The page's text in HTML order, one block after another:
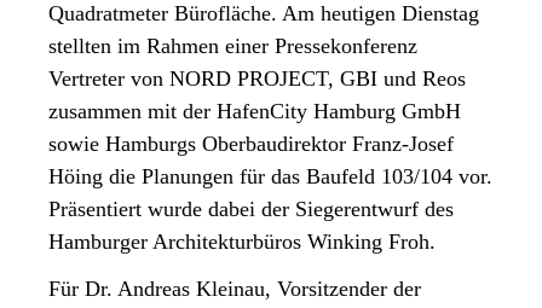
Quadratmeter Bürofläche. Am heutigen Dienstag
stellten im Rahmen einer Pressekonferenz
Vertreter von NORD PROJECT, GBI und Reos
zusammen mit der HafenCity Hamburg GmbH
sowie Hamburgs Oberbaudirektor Franz-Josef
Höing die Planungen für das Baufeld 103/104 vor.
Präsentiert wurde dabei der Siegerentwurf des
Hamburger Architekturbüros Winking Froh.
Für Dr. Andreas Kleinau, Vorsitzender der